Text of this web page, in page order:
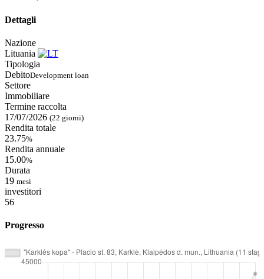
Dettagli
Nazione
Lituania
Tipologia
DebitoDevelopment loan
Settore
Immobiliare
Termine raccolta
17/07/2026 (22 giorni)
Rendita totale
23.75%
Rendita annuale
15.00%
Durata
19 mesi
investitori
56
Progresso